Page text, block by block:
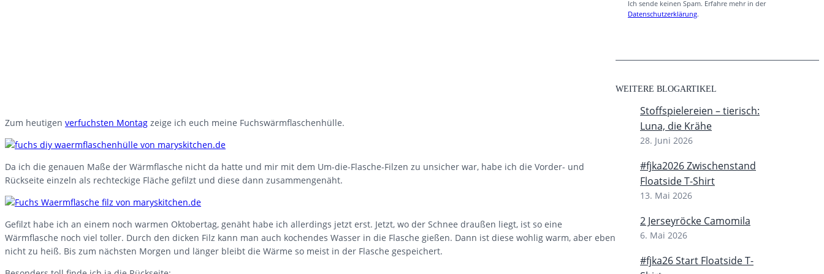
Zum heutigen verfuchsten Montag zeige ich euch meine Fuchswärmflaschenhülle.
Da ich die genauen Maße der Wärmflasche nicht da hatte und mir mit dem Um-die-Flasche-Filzen zu unsicher war, habe ich die Vorder- und
Rückseite einzeln als rechteckige Fläche gefilzt und diese dann zusammengenäht.
Gefilzt habe ich an einem noch warmen Oktobertag, genäht habe ich allerdings jetzt erst. Jetzt, wo der Schnee draußen liegt, ist so eine
Wärmflasche noch viel toller. Durch den dicken Filz kann man auch kochendes Wasser in die Flasche gießen. Dann ist diese wohlig warm, aber eben
nicht zu heiß. Bis zum nächsten Morgen und länger bleibt die Wärme so meist in der Flasche gespeichert.
Ich sende keinen Spam. Erfahre mehr in der
Datenschutzerklärung.
WEITERE BLOGARTIKEL
Stoffspielereien – tierisch:
Luna, die Krähe
28. Juni 2026
#fjka2026 Zwischenstand
Floatside T-Shirt
13. Mai 2026
2 Jerseyröcke Camomila
6. Mai 2026
#fjka26 Start Floatside T-